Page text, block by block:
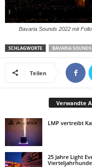
Bavaria Sounds 2022 mit
SCHLAGWORTE BAVARIA
Teilen
Verwandte
LMP vertreibt
25 Jahre Light